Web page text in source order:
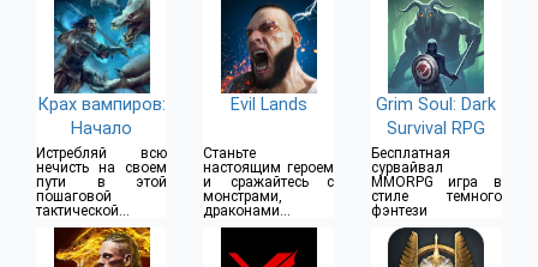
Крах вампиров:
Начало
Истребляй всю
нечисть на своем
пути в этой
пошаговой
тактической
фэнтези РПГ
Evil Lands
Станьте
настоящим героем
и сражайтесь с
монстрами,
драконами и
боссами
Grim Soul: Dark
Survival RPG
Бесплатная
сурвайвал
MMORPG игра в
стиле темного
фэнтези